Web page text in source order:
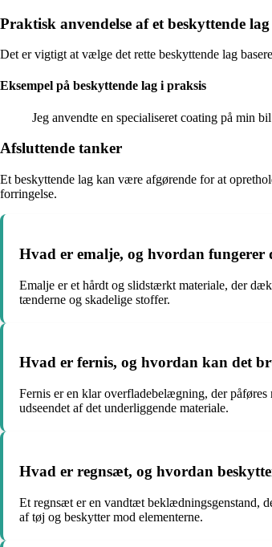
Praktisk anvendelse af et beskyttende lag
Det er vigtigt at vælge det rette beskyttende lag
Eksempel på beskyttende lag i praksis
Jeg anvendte en specialiseret coating på min
Afsluttende tanker
Et beskyttende lag kan være afgørende for at
forringelse.
Hvad er emalje, og hvordan fungerer
Emalje er et hårdt og slidstærkt materiale, der
tænderne og skadelige stoffer.
Hvad er fernis, og hvordan kan det
Fernis er en klar overfladebelægning, der
udseendet af det underliggende materiale.
Hvad er regnsæt, og hvordan
Et regnsæt er en vandtæt beklædningsgenstand,
af tøj og beskytter mod elementerne.